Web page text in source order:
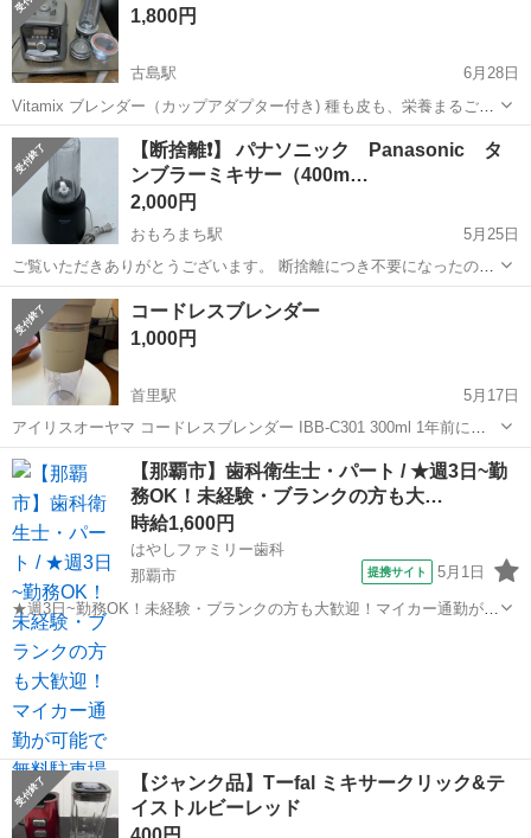
1,800円
古島駅
6月28日
Vitamix ブレンダー（カップアダプター付き) 種も皮も、栄養まるごと
摂れる高機能ブレンダー 使用は問題ありません。 商品状態; 使用感あ
り。
沖縄 那覇市 古島駅 キッチン家電
【断捨離❗️】 パナソニック Panasonic タ
ンブラーミキサー（400m…
2,000円
おもろまち駅
5月25日
ご覧いただきありがとうございます。 断捨離につき不要になったので
出品します。 商品名 パナソニック Panasonic タンブラーミキサー
MX-XP102 ほとんど使用する事はなかったのですが、経年劣化による
若干の...
沖縄 那覇市 おもろまち駅 キッチン家電
コードレスブレンダー
1,000円
首里駅
5月17日
アイリスオーヤマ コードレスブレンダー IBB-C301 300ml 1年前に購
入してだいたい10回前後使用したかな？と思います 主にスムージー作
ってました。 食器棚に眠ったまま使うことなさそうなのでお譲りしま
す。 少し汚...
沖縄 首里駅 キッチン家電 ブレンダー
【那覇市】歯科衛生士・パート / ★週3日~勤
務OK！未経験・ブランクの方も大…
時給1,600円
はやしファミリー歯科
那覇市
提携サイト 5月1日
★週3日~勤務OK！未経験・ブランクの方も大歓迎！マイカー通勤が可
能で無料駐車場を完備しているので、毎日快適に通勤できます★ 時
給： 1,600円~ ※能力、経験に応じて優遇 アクセス：ゆいレール 壺川
徒歩11分;ゆい...
沖縄 那覇市
【ジャンク品】Tーfal ミキサークリック&テ
イストルビーレッド